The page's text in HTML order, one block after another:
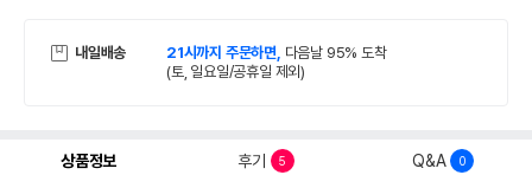
내일배송 21시까지 주문하면, 다음날 95% 도착
(토, 일요일/공휴일 제외)
상품정보 후기 5 Q&A 0